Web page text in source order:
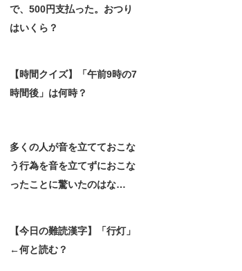
で、500円支払った。おつり
はいくら？
【時間クイズ】「午前9時の7
時間後」は何時？
多くの人が音を立てておこな
う行為を音を立てずにおこな
ったことに驚いたのはな
【今日の難読漢字】「行灯」
←何と読む？